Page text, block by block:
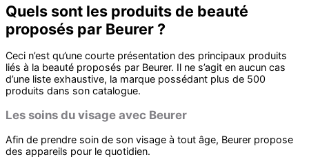
Quels sont les produits de beauté
proposés par Beurer ?
Ceci n’est qu’une courte présentation des principaux produits
liés à la beauté proposés par Beurer. Il ne s’agit en aucun cas
d’une liste exhaustive, la marque possédant plus de 500
produits dans son catalogue.
Les soins du visage avec Beurer
Afin de prendre soin de son visage à tout âge, Beurer propose
des appareils pour le quotidien.